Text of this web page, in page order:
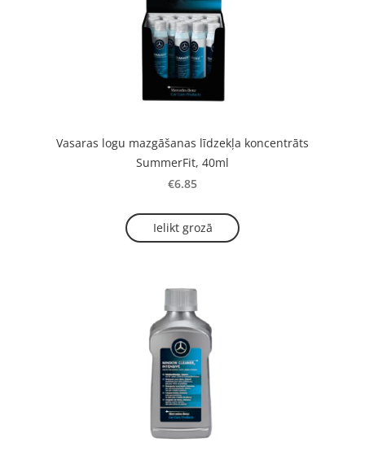
Vasaras logu mazgāšanas līdzekļa koncentrāts
SummerFit, 40ml
€6.85
Ielikt grozā